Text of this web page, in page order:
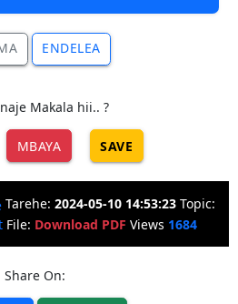
ENDELEA
Makala hii.. ?
MBAYA SAVE
Tarehe: 2024-05-10 14:53:23 Topic:
File: Download PDF Views 1684
Share On: